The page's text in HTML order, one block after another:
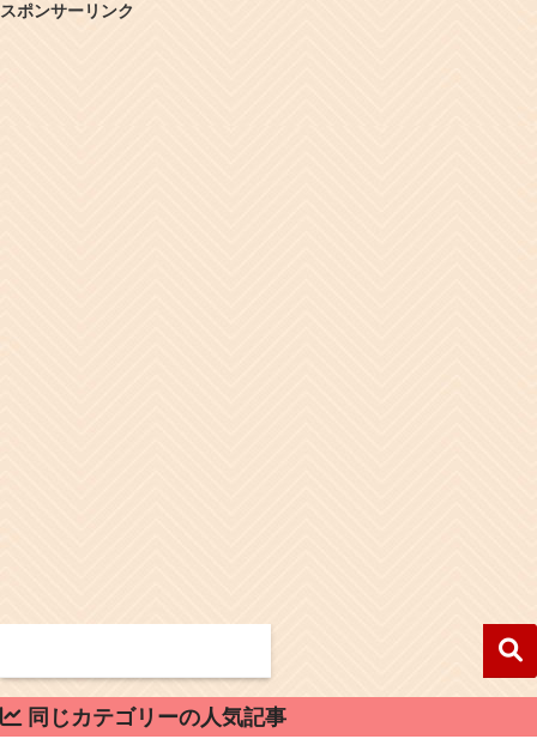
スポンサーリンク
同じカテゴリーの人気記事